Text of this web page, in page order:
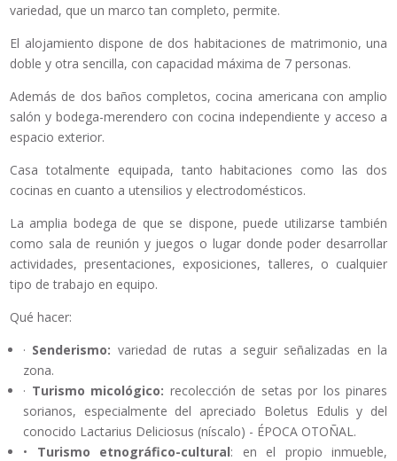
variedad, que un marco tan completo, permite.
El alojamiento dispone de dos habitaciones de matrimonio, una
doble y otra sencilla, con capacidad máxima de 7 personas.
Además de dos baños completos, cocina americana con amplio
salón y bodega-merendero con cocina independiente y acceso a
espacio exterior.
Casa totalmente equipada, tanto habitaciones como las dos
cocinas en cuanto a utensilios y electrodomésticos.
La amplia bodega de que se dispone, puede utilizarse también
como sala de reunión y juegos o lugar donde poder desarrollar
actividades, presentaciones, exposiciones, talleres, o cualquier
tipo de trabajo en equipo.
Qué hacer:
· Senderismo: variedad de rutas a seguir señalizadas en la
zona.
· Turismo micológico: recolección de setas por los pinares
sorianos, especialmente del apreciado Boletus Edulis y del
conocido Lactarius Deliciosus (níscalo) - ÉPOCA OTOÑAL.
• Turismo etnográfico-cultural: en el propio inmueble,